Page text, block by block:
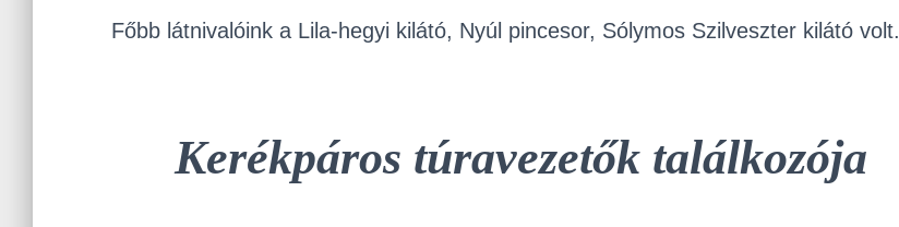
Főbb látnivalóink a Lila-hegyi kilátó, Nyúl pincesor, Sólymos Szilveszter kilátó volt.
Kerékpáros túravezetők találkozója